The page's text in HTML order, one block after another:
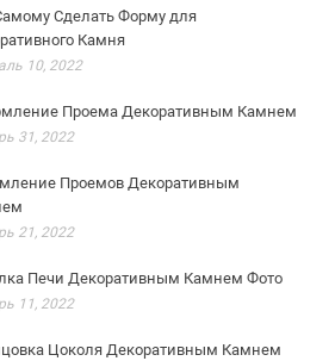
Сделать Форму для
Камня
10, 2022
Проема Декоративным Камнем
31, 2022
Проемов Декоративным
21, 2022
Печи Декоративным Камнем Фото
11, 2022
Цоколя Декоративным Камнем